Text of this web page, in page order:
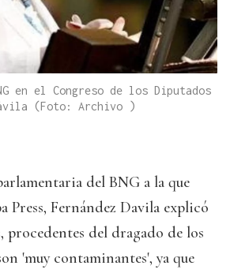
en el Congreso de los Diputados
(Foto: Archivo )
del BNG a la que
Press, Fernández Davila explicó
procedentes del dragado de los
'muy contaminantes', ya que